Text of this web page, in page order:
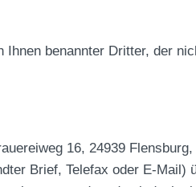
benannter Dritter, der
16, 24939
Brief, Telefax oder E-Mail)